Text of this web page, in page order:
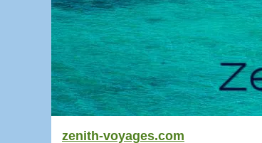
zenith-voyages.com